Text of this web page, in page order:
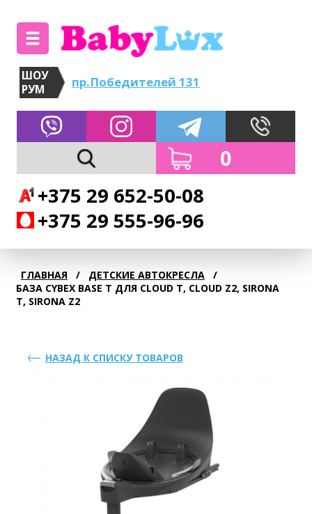
РУМ
пр.Победителей 131
0
+375 29 652-50-08
+375 29 555-96-96
ГЛАВНАЯ / ДЕТСКИЕ АВТОКРЕСЛА
/
БАЗА CYBEX BASE T ДЛЯ CLOUD T, CLOUD Z2, SIRONA
T, SIRONA Z2
НАЗАД К СПИСКУ ТОВАРОВ